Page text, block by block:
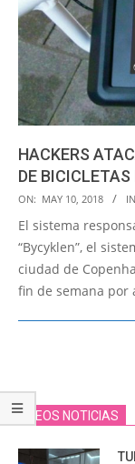
HACKERS
DE BICICLETAS
2018-
05-
10
ON: MAY 10, 2018
El sistema
“Bycyklen”, el
ciudad de
fin de semana por
VIDEOS NOTICIAS